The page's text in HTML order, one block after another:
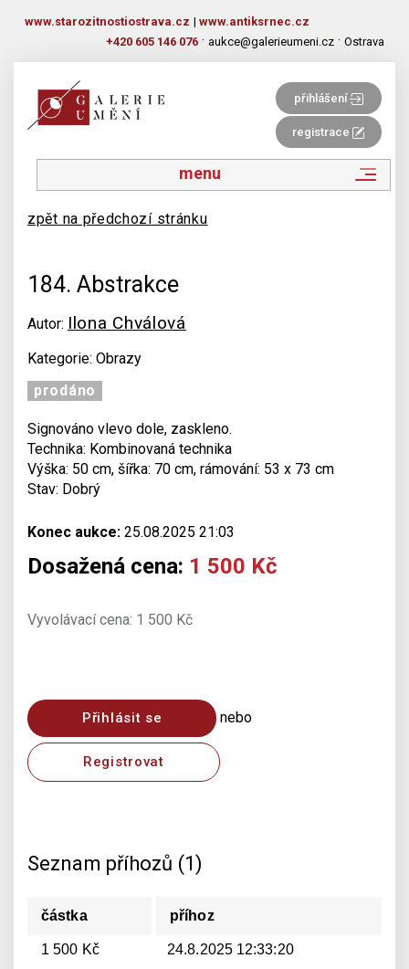
www.starozitnostiostrava.cz | www.antiksrnec.cz
+420 605 146 076 · aukce@galerieumeni.cz · Ostrava
přihlášení
registrace
menu
zpět na předchozí stránku
184. Abstrakce
Autor: Ilona Chválová
Kategorie: Obrazy
prodáno
Signováno vlevo dole, zaskleno.
Technika: Kombinovaná technika
Výška: 50 cm, šířka: 70 cm, rámování: 53 x 73 cm
Stav: Dobrý
Konec aukce: 25.08.2025 21:03
Dosažená cena: 1 500 Kč
Vyvolávací cena: 1 500 Kč
Přihlásit se nebo
Registrovat
Seznam příhozů (1)
částka příhoz
1 500 Kč 24.8.2025 12:33:20